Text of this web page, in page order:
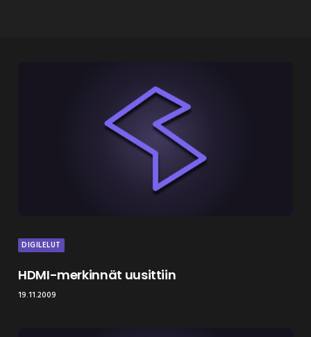
DIGILELUT
HDMI-merkinnät uusittiin
19.11.2009